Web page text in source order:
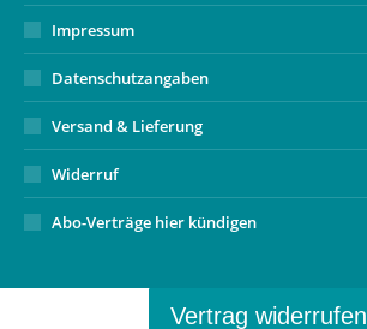
Impressum
Datenschutzangaben
Versand & Lieferung
Widerruf
Abo-Verträge hier kündigen
Vertrag widerrufen